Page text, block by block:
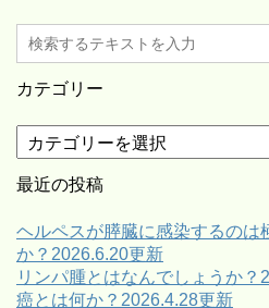
カテゴリー
テ
ゴ
ー
最近の投稿
ヘルペスが膵臓に感染するのは
か？2026.6.20更新
リンパ腫とはなんでしょうか？
癌とは何か？2026.4.28更新